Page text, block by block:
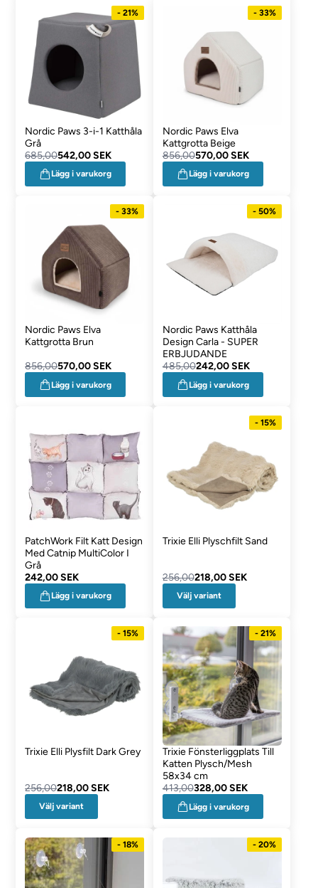
- 21%
Nordic Paws 3-i-1 Katthåla
Grå
685,00542,00 SEK
Lägg i varukorg
- 33%
Nordic Paws Elva
Kattgrotta Beige
856,00570,00 SEK
Lägg i varukorg
- 33%
Nordic Paws Elva
Kattgrotta Brun
856,00570,00 SEK
Lägg i varukorg
- 50%
Nordic Paws Katthåla
Design Carla - SUPER
ERBJUDANDE
485,00242,00 SEK
Lägg i varukorg
PatchWork Filt Katt Design
Med Catnip MultiColor I
Grå
242,00 SEK
Lägg i varukorg
- 15%
Trixie Elli Plyschfilt Sand
256,00218,00 SEK
Välj variant
- 15%
Trixie Elli Plysfilt Dark Grey
256,00218,00 SEK
Välj variant
- 21%
Trixie Fönsterliggplats Till
Katten Plysch/Mesh
58x34 cm
413,00328,00 SEK
Lägg i varukorg
- 18% - 20%